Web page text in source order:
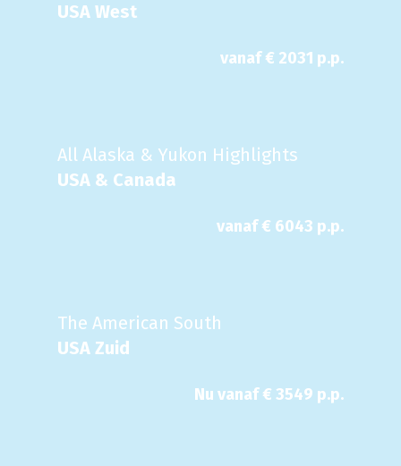
USA West
vanaf € 2031 p.p.
All Alaska & Yukon Highlights
USA & Canada
vanaf € 6043 p.p.
The American South
USA Zuid
Nu vanaf € 3549 p.p.